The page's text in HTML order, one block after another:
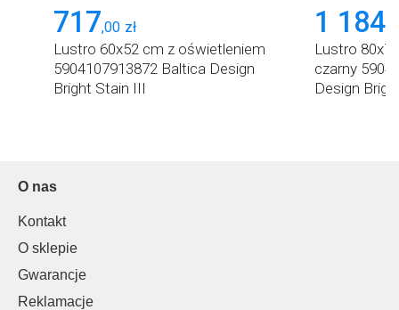
717,00 zł
Lustro 60x52 cm z oświetleniem
5904107913872 Baltica Design
Bright Stain III
1 184
Lustro
czarny
Design
O nas
Kontakt
O sklepie
Gwarancje
Reklamacje